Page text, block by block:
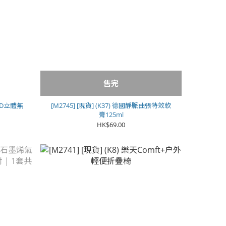
立體無
售完
[M2745] [現貨] (K37) 德國靜脈曲張特效軟
膏125ml
HK$69.00